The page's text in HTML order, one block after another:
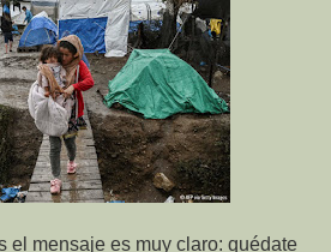
el mensaje es muy claro: quédate